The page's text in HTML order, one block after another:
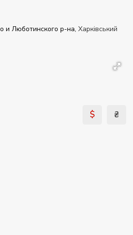
и Люботинского р-на, Харківський
$ ₴